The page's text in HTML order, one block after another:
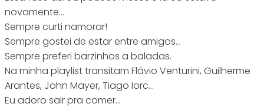
novamente…
Sempre curti namorar!
Sempre gostei de estar entre amigos…
Sempre preferi barzinhos a baladas.
Na minha playlist transitam Flávio Venturini, Guilherme
Arantes, John Mayer, Tiago Iorc…
Eu adoro sair pra comer…